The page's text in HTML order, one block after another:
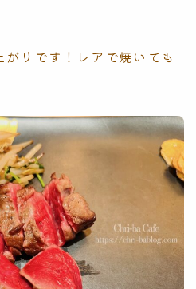
りです！レアで焼いても